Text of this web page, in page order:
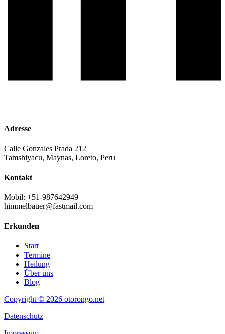
Adresse
Calle Gonzales Prada 212
Tamshiyacu, Maynas, Loreto, Peru
Kontakt
Mobil: +51-987642949
himmelbauer@fastmail.com
Erkunden
Start
Termine
Heilung
Über uns
Blog
Copyright © 2026 otorongo.net
Datenschutz